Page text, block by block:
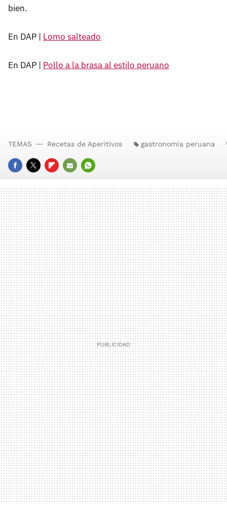
bien.
En DAP | Lomo salteado
En DAP | Pollo a la brasa al estilo peruano
FACEBOOK
TWITTERFLIPBOARD
E-
MAIL
WHATSAPP
TEMAS Recetas de Aperitivos gastronomía peruana